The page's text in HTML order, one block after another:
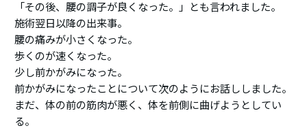
「その後、腰の調子が良くなった。」とも言われました。
施術翌日以降の出来事。
腰の痛みが小さくなった。
歩くのが速くなった。
少し前かがみになった。
前かがみになったことについて次のようにお話ししました。
まだ、体の前の筋肉が悪く、体を前側に曲げようとしてい
る。